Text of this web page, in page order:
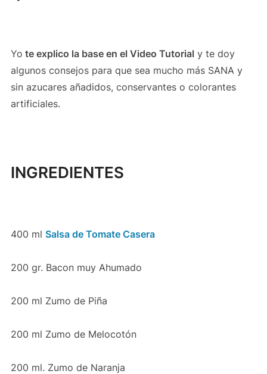
Yo te explico la base en el Video Tutorial y te doy
algunos consejos para que sea mucho más SANA y
sin azucares añadidos, conservantes o colorantes
artificiales.
INGREDIENTES
400 ml Salsa de Tomate Casera
200 gr. Bacon muy Ahumado
200 ml Zumo de Piña
200 ml Zumo de Melocotón
200 ml. Zumo de Naranja